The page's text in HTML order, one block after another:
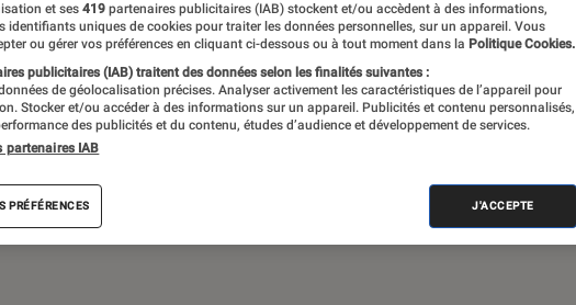
Disney+ Star Wars Apple TV+ LEGO James Bond
et ses 419 partenaires publicitaires (IAB) stockent et/ou accèdent à des informations,
identifiants uniques de cookies pour traiter les données personnelles, sur un appareil. Vous
ou gérer vos préférences en cliquant ci-dessous ou à tout moment dans la Politique Cookies.
publicitaires (IAB) traitent des données selon les finalités suivantes :
de géolocalisation précises. Analyser activement les caractéristiques de l’appareil pour
Stocker et/ou accéder à des informations sur un appareil. Publicités et contenu personnalisés,
des publicités et du contenu, études d’audience et développement de services.
partenaires IAB
PRÉFÉRENCES J'ACCEPTE